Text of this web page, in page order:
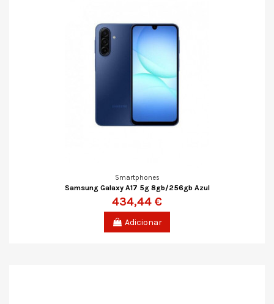
Smartphones
Samsung Galaxy A17 5g 8gb/256gb Azul
434,44 €
Adicionar